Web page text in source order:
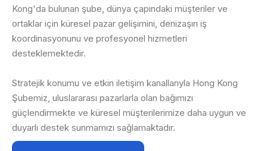
Kong'da bulunan şube, dünya çapındaki müşteriler ve
ortaklar için küresel pazar gelişimini, denizaşırı iş
koordinasyonunu ve profesyonel hizmetleri
desteklemektedir.
Stratejik konumu ve etkin iletişim kanallarıyla Hong Kong
Şubemiz, uluslararası pazarlarla olan bağımızı
güçlendirmekte ve küresel müşterilerimize daha uygun ve
duyarlı destek sunmamızı sağlamaktadır.